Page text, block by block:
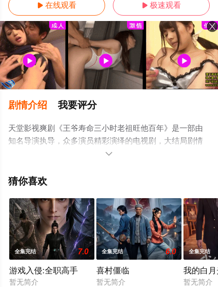
 在线观看  极速观看
剧情介绍 我要评分
天堂影视爽剧《王爷寿命三小时老祖旺他百年》是一部由
知名导演执导，众多演员精彩演绎的电视剧，大结局剧情
已揭晓（已完结），手机免费观看高清未删减完整版电视
剧、电视猫或剧情网等平台了解。

猜你喜欢
全集完结 7.0
游戏入侵:全职高手
暂无简介
全集完结 6.0
喜村僵临
暂无简介
全集完结
我的白
暂无简介